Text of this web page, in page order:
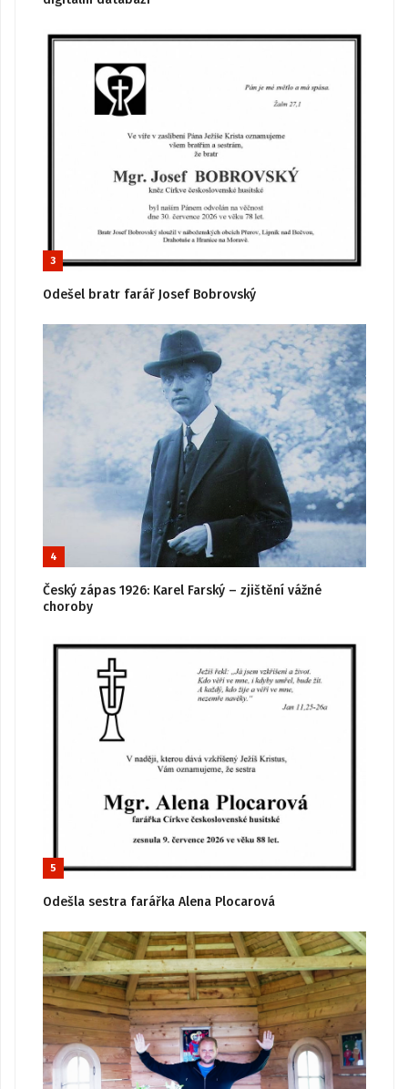
3
Odešel bratr farář Josef Bobrovský
4
Český zápas 1926: Karel Farský – zjištění vážné
choroby
5
Odešla sestra farářka Alena Plocarová